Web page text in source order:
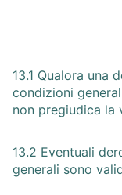
13.1 Qualora una
condizioni
non pregiudica la
13.2 Eventuali
generali sono